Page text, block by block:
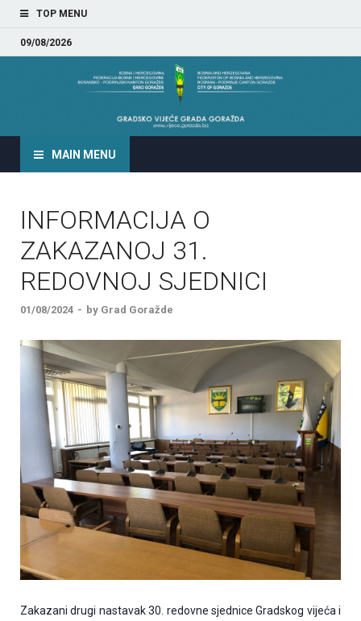
TOP MENU
09/08/2026
GRADSKO VIJEĆE GRADA
MAIN MENU
INFORMACIJA O
ZAKAZANOJ 31.
REDOVNOJ SJEDNICI
01/08/2024 - by Grad Goražde
Zakazani drugi nastavak 30. redovne sjednice Gradskog vijeća i